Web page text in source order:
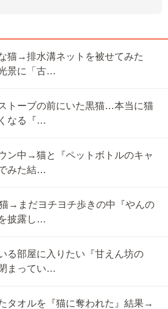
猫→排水溝ネットを被せてみた
景に「古…
トーブの前にいた黒猫…本当に猫
なる『…
ン中→猫と『ペットボトルのキャ
みた結…
→まだヨチヨチ歩きの中『やんの
披露し…
る部屋に入りたい『甘えん坊の
まってい…
タオルを『猫に奪われた』結果→